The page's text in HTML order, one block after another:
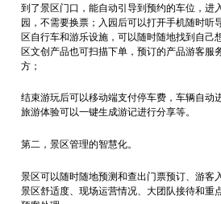
到了景区门口，能自动引导到预约的车位，进
园，不需要换票；入园后可以打开手机随时听
区自行车和游乐设施，可以随时随地找到自己
区文创产品也可扫描下单，预订的产品游客服
方；
结束游玩后可以移动端支付停车费，车辆自动
旅游体验可以一键生成游记进行分享等。
第二，景区管理的智慧化。
景区可以随时随地预测和查出门票预订、游客
景区舒适度、现场运营情况、大团队接待和重